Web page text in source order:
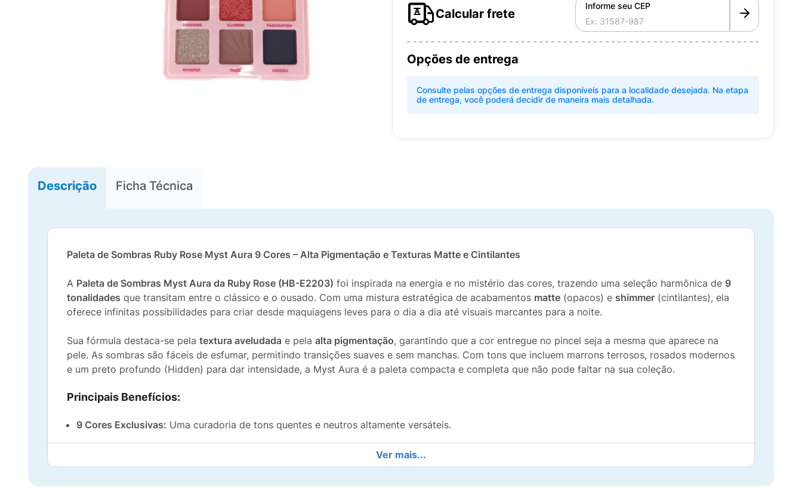
Calcular frete
Informe seu CEP
Opções de entrega
Consulte pelas opções de entrega disponíveis para a localidade desejada. Na etapa
de entrega, você poderá decidir de maneira mais detalhada.
Descrição Ficha Técnica
Paleta de Sombras Ruby Rose Myst Aura 9 Cores – Alta Pigmentação e Texturas Matte e Cintilantes
A Paleta de Sombras Myst Aura da Ruby Rose (HB-E2203) foi inspirada na energia e no mistério das cores, trazendo uma seleção harmônica de 9
tonalidades que transitam entre o clássico e o ousado. Com uma mistura estratégica de acabamentos matte (opacos) e shimmer (cintilantes), ela
oferece infinitas possibilidades para criar desde maquiagens leves para o dia a dia até visuais marcantes para a noite.
Sua fórmula destaca-se pela textura aveludada e pela alta pigmentação, garantindo que a cor entregue no pincel seja a mesma que aparece na
pele. As sombras são fáceis de esfumar, permitindo transições suaves e sem manchas. Com tons que incluem marrons terrosos, rosados modernos
e um preto profundo (Hidden) para dar intensidade, a Myst Aura é a paleta compacta e completa que não pode faltar na sua coleção.
Principais Benefícios:
9 Cores Exclusivas: Uma curadoria de tons quentes e neutros altamente versáteis.
5 tons matte aveludados e 4 tons cintilantes de alto brilho.
Ver mais...